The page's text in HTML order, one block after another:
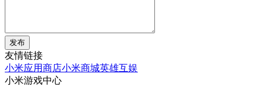
发布
友情链接
小米应用商店小米商城英雄互娱
小米游戏中心